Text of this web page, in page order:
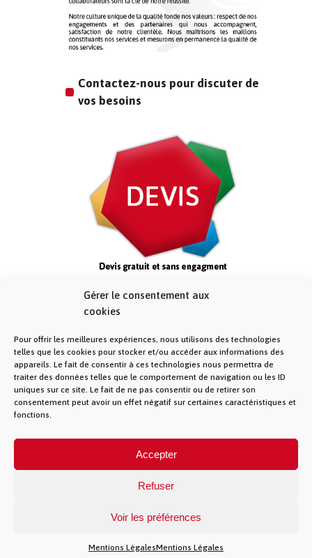
Gérer le consentement aux
cookies
Pour offrir les meilleures expériences, nous utilisons des technologies
telles que les cookies pour stocker et/ou accéder aux informations des
appareils. Le fait de consentir à ces technologies nous permettra de
traiter des données telles que le comportement de navigation ou les ID
uniques sur ce site. Le fait de ne pas consentir ou de retirer son
consentement peut avoir un effet négatif sur certaines caractéristiques et
fonctions.
Accepter
Refuser
Voir les préférences
Mentions LégalesMentions Légales
Contactez-nous pour discuter de
vos besoins
allée des chevreuils – 69380 Lissieu – 04 28 28 28
28 –Contact– La Fibre Lyonnaise est une
marque de la société Muona SAS